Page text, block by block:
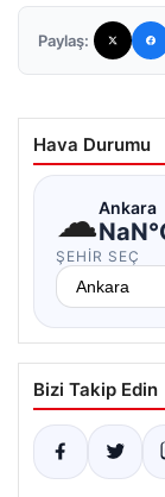
Paylaş:
Hava Durumu
☁Ankara
ŞEHIR SEÇ
Bizi Takip Edin